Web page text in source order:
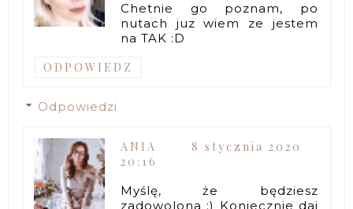
Chetnie go poznam, po
nutach juz wiem ze jestem
na TAK :D
ODPOWIEDZ
Odpowiedzi
ANIA
8 stycznia 2020
20:16
Myślę, że będziesz
zadowolona :) Koniecznie daj